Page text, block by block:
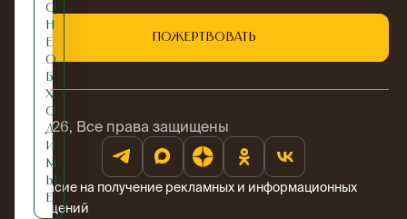
Пожертвовать
© 2026, Все права защищены
Согласие на получение рекламных и информационных
сообщений
о
н
е
о
б
х
о
д
и
м
ы
е